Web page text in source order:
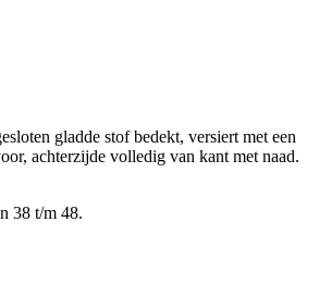
gladde stof bedekt, versiert met een
achterzijde volledig van kant met naad.
38 t/m 48.